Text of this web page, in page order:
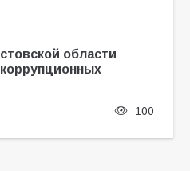
области
100